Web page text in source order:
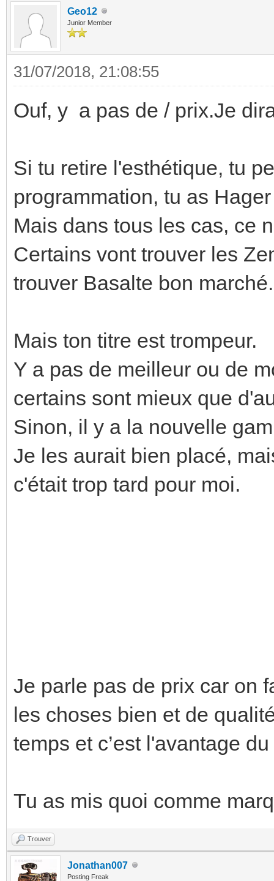
Geo12
Junior Member
31/07/2018, 21:08:55
Ouf, y a pas de / prix.Je
Si tu retire l'esthétique, tu
programmation, tu as
Mais dans tous les cas, ce
Certains vont trouver les
trouver Basalte bon marché.
Mais ton titre est trompeur.
Y a pas de meilleur ou de
certains sont mieux que
Sinon, il y a la nouvelle
Je les aurait bien placé,
c'était trop tard pour moi.
Je parle pas de prix car on
les choses bien et de
temps et c’est l'avantage
Tu as mis quoi comme
Trouver
Jonathan007
Posting Freak